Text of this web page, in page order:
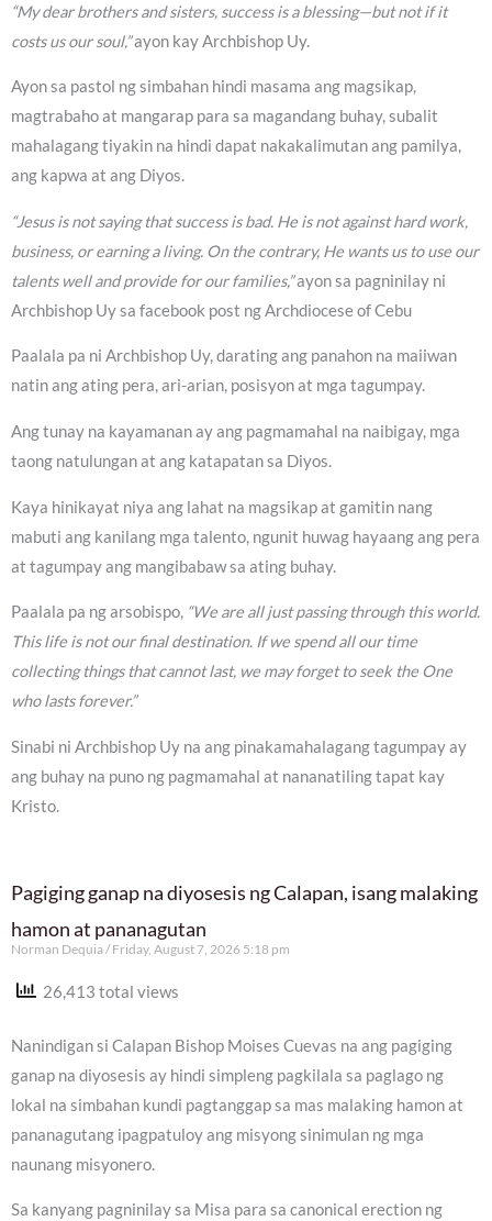
“My dear brothers and sisters, success is a blessing—but not if it
costs us our soul,”ayon kay Archbishop Uy.
Ayon sa pastol ng simbahan hindi masama ang magsikap,
magtrabaho at mangarap para sa magandang buhay, subalit
mahalagang tiyakin na hindi dapat nakakalimutan ang pamilya,
ang kapwa at ang Diyos.
“Jesus is not saying that success is bad. He is not against hard work,
business, or earning a living. On the contrary, He wants us to use our
talents well and provide for our families,”ayon sa pagninilay ni
Archbishop Uy sa facebook post ng Archdiocese of Cebu
Paalala pa ni Archbishop Uy, darating ang panahon na maiiwan
natin ang ating pera, ari-arian, posisyon at mga tagumpay.
Ang tunay na kayamanan ay ang pagmamahal na naibigay, mga
taong natulungan at ang katapatan sa Diyos.
Kaya hinikayat niya ang lahat na magsikap at gamitin nang
mabuti ang kanilang mga talento, ngunit huwag hayaang ang pera
at tagumpay ang mangibabaw sa ating buhay.
Paalala pa ng arsobispo, “We are all just passing through this world.
This life is not our final destination. If we spend all our time
collecting things that cannot last, we may forget to seek the One
who lasts forever.”
Sinabi ni Archbishop Uy na ang pinakamahalagang tagumpay ay
ang buhay na puno ng pagmamahal at nananatiling tapat kay
Kristo.
Pagiging ganap na diyosesis ng Calapan, isang malaking
hamon at pananagutan
Norman Dequia Friday, August 7, 2026 5:18 pm
26,413 total views
Nanindigan si Calapan Bishop Moises Cuevas na ang pagiging
ganap na diyosesis ay hindi simpleng pagkilala sa paglago ng
lokal na simbahan kundi pagtanggap sa mas malaking hamon at
pananagutang ipagpatuloy ang misyong sinimulan ng mga
naunang misyonero.
Sa kanyang pagninilay sa Misa para sa canonical erection ng